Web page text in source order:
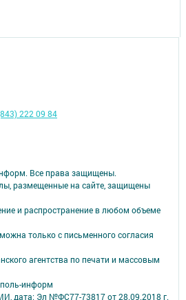
Все права защищены.
размещенные на сайте, защищены
и распространение в любом объеме
только с письменного согласия
агентства по печати и массовым
информ
дата: Эл №ФС77-73817 от 28.09.2018 г.
222 09 84